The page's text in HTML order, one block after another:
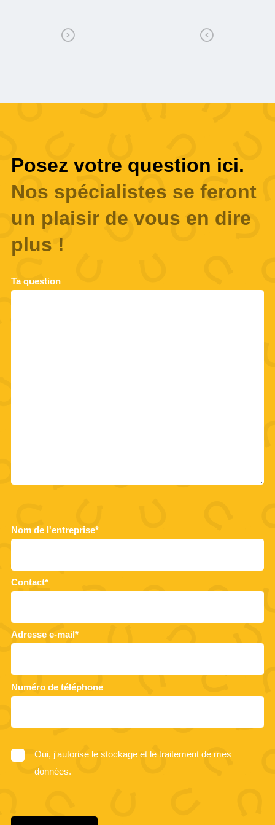
Posez votre question ici.
Nos spécialistes se feront
un plaisir de vous en dire
plus !
Ta question
Nom de l'entreprise*
Contact*
Adresse e-mail*
Numéro de téléphone
Oui, j'autorise le stockage et le traitement de mes
données.